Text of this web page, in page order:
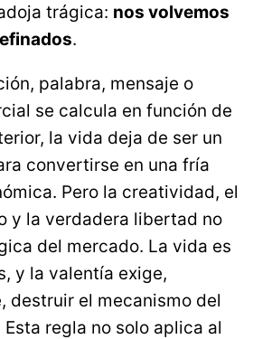
trágica: nos volvemos
.
palabra, mensaje o
se calcula en función de
la vida deja de ser un
convertirse en una fría
Pero la creatividad, el
y la verdadera libertad no
del mercado. La vida es
y la valentía exige,
destruir el mecanismo del
regla no solo aplica al